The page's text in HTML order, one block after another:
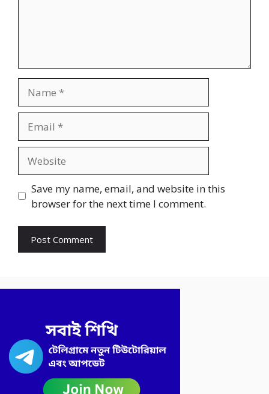
Save my name, email, and website in this
browser for the next time I comment.